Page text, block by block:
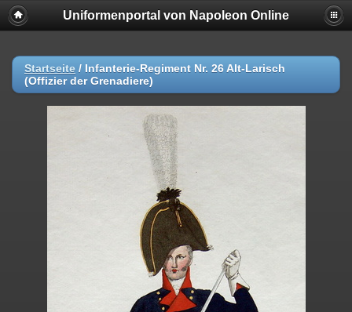
Uniformenportal von Napoleon Online
Startseite / Infanterie-Regiment Nr. 26 Alt-Larisch
(Offizier der Grenadiere)